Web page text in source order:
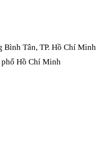
Bình Tân, TP. Hồ Chí Minh
phố Hồ Chí Minh